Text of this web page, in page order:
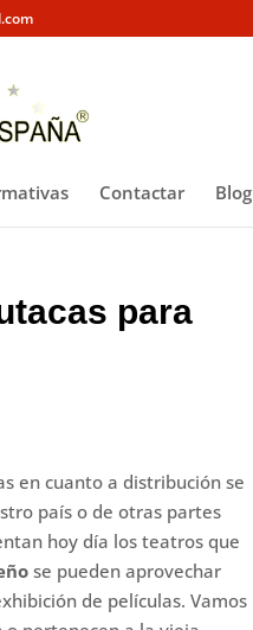
Contactar Blog
para
en cuanto a distribución se
país o de otras partes
hoy día los teatros que
se pueden aprovechar
de películas. Vamos